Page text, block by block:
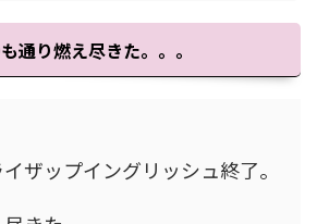
通り燃え尽きた。。。
ザップイングリッシュ終了。